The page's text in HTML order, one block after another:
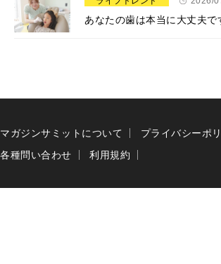
あなたの歯は本当に大丈夫
マガジンサミットについて プライバシーポ
各種問い合わせ
利用規約